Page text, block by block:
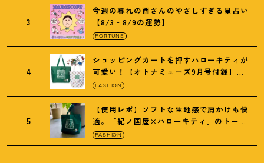
3
今週の暮れの酉さんのやさしすぎる星占い
【8/3‐8/9の運勢】
FORTUNE
4
ショッピングカートを押すハローキティが
可愛い ！
【オトナミューズ9月号付録】紀
ノ国屋バッグ
FASHION
5
【使用レポ】ソフトな生地感で肩かけも快
適。「紀ノ国屋×ハローキティ」のトート
がガシガシ使えて最高です
FASHION